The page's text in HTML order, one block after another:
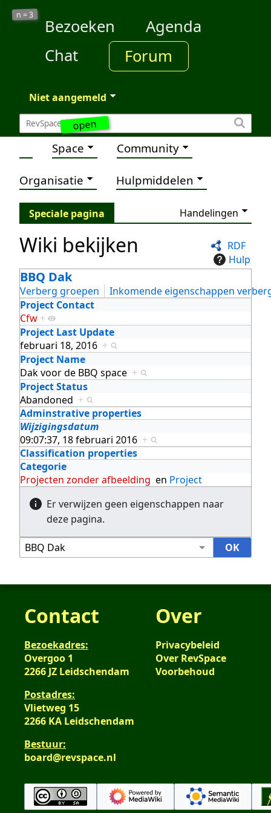
open
n =3
Bezoeken
Agenda
Chat
Forum
Niet aangemeld
Space Community
Organisatie Hulpmiddelen
Speciale pagina Handelingen
RDF
Hulp
Wiki bekijken
BBQ Dak
Verberg groepen
Inkomende eigenschappen
Project Contact
Cfw +
Project Last Update
februari 18, 2016 +
Project Name
Dak voor de BBQ space +
Project Status
Abandoned +
Adminstrative properties
Wijzigingsdatum
09:07:37, 18 februari 2016 +
Classification properties
Categorie
Projecten zonder afbeelding en Project
Er verwijzen geen eigenschappen naar
deze pagina.
Contact
Bezoekadres:
Overgoo 1
2266 JZ Leidschendam
Postadres:
Vlietweg 15
2266 KA Leidschendam
Bestuur:
board@revspace.nl
Over
Privacybeleid
Over RevSpace
Voorbehoud